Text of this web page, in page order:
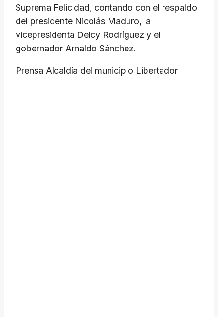
Suprema Felicidad, contando con el respaldo
del presidente Nicolás Maduro, la
vicepresidenta Delcy Rodríguez y el
gobernador Arnaldo Sánchez.
Prensa Alcaldía del municipio Libertador